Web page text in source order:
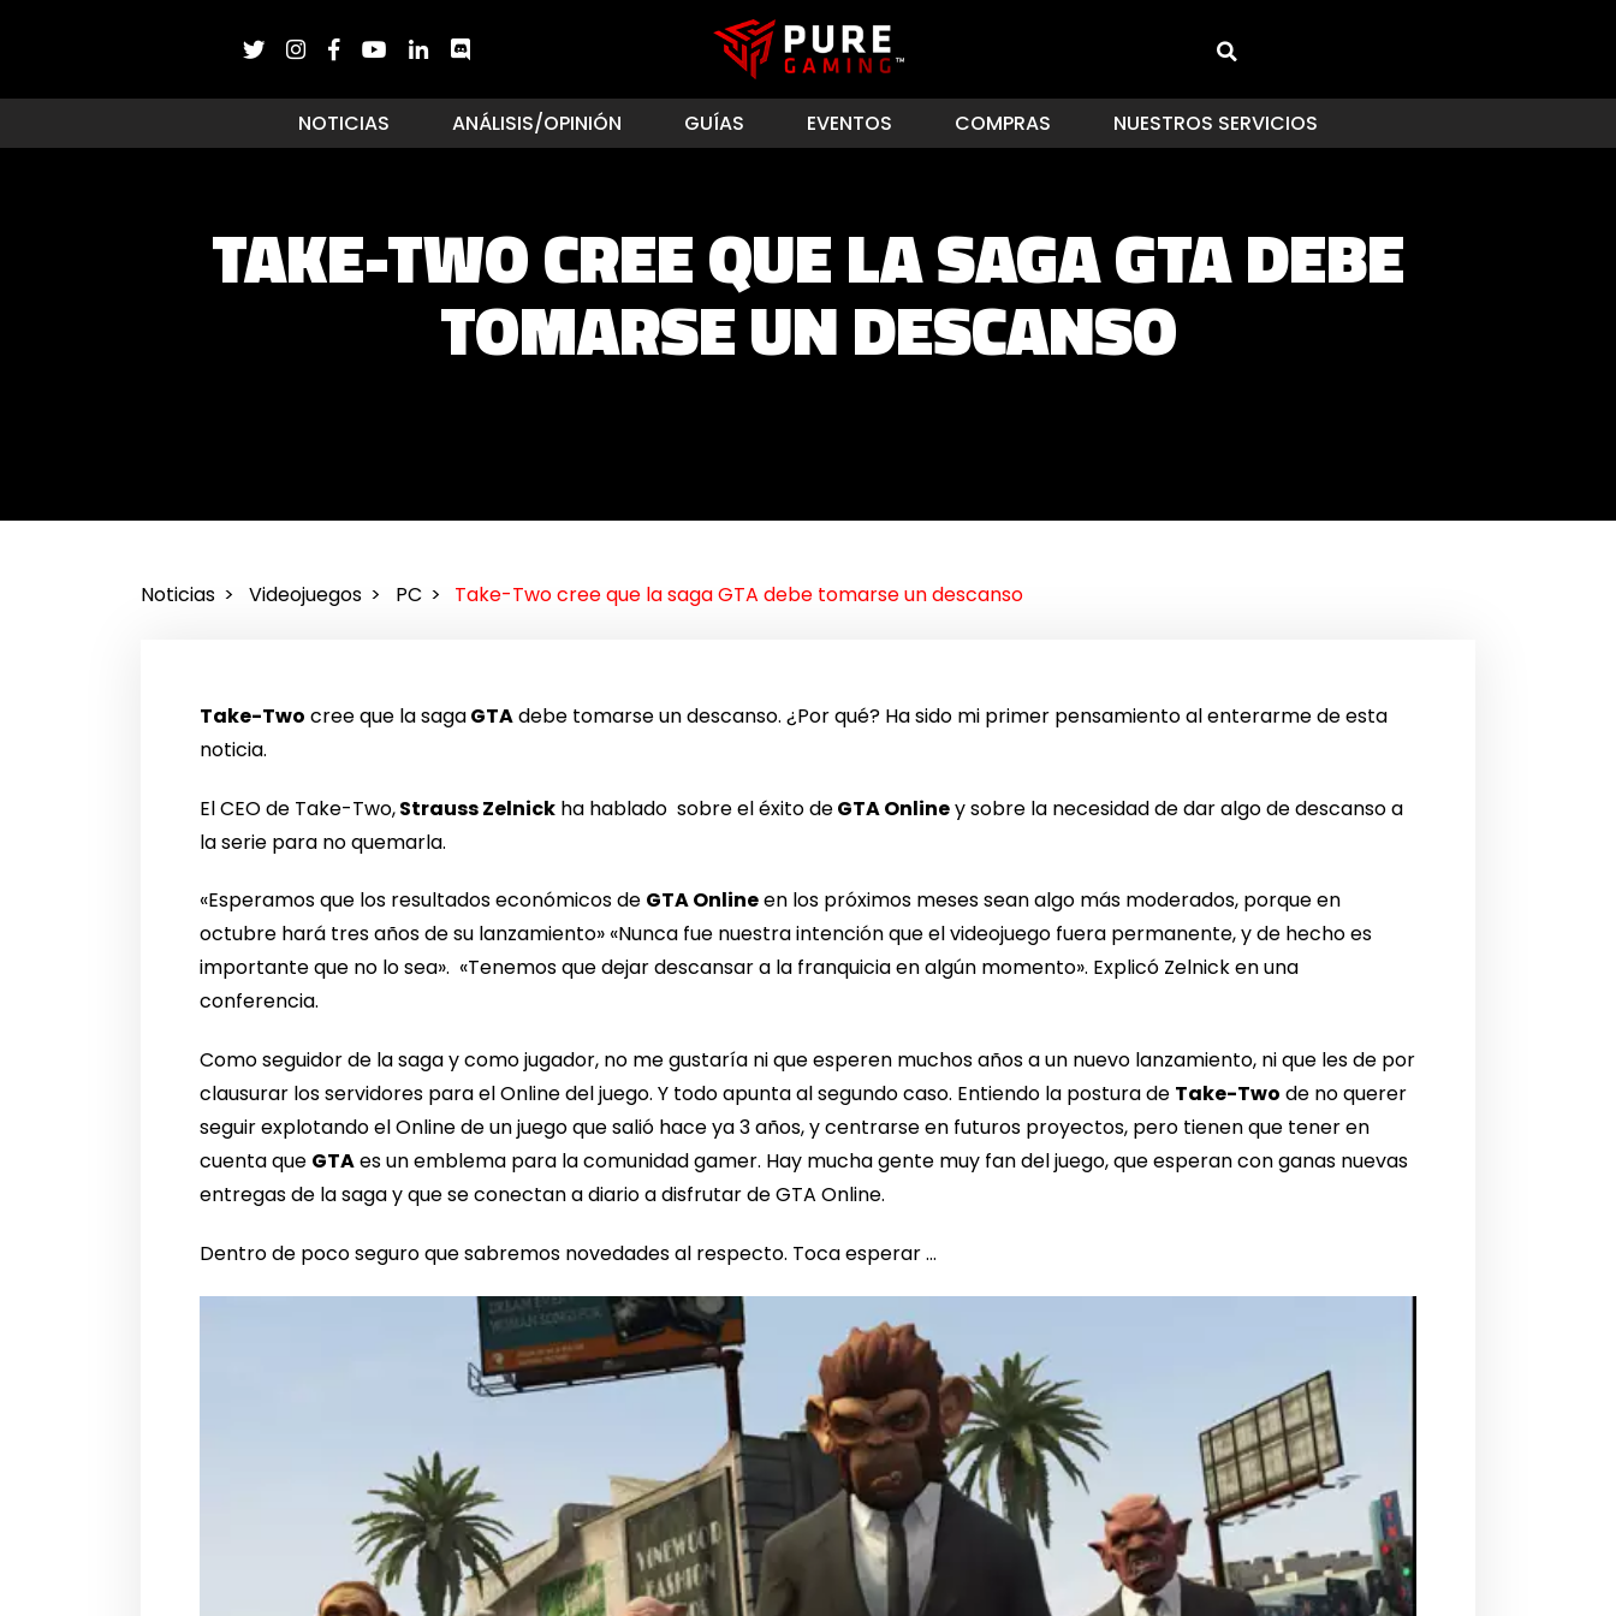
NOTICIAS ANÁLISIS/OPINIÓN GUÍAS EVENTOS COMPRAS NUESTROS SERVICIOS
TAKE-TWO CREE QUE LA SAGA GTA DEBE
TOMARSE UN DESCANSO
Noticias Videojuegos PC Take-Two cree que la saga GTA debe tomarse un descanso
Take-Two cree que la sagaGTAdebe tomarse un descanso. ¿Por qué? Ha sido mi primer pensamiento al enterarme de esta
noticia.
El CEO de Take-Two,Strauss Zelnick ha hablado sobre el éxito deGTA Onliney sobre la necesidad de dar algo de descanso a
la serie para no quemarla.
«Esperamos que los resultados económicos de GTA Onlineen los próximos meses sean algo más moderados, porque en
octubre hará tres años de su lanzamiento» «Nunca fue nuestra intención que el videojuego fuera permanente, y de hecho es
importante que no lo sea». «Tenemos que dejar descansar a la franquicia en algún momento». Explicó Zelnick en una
conferencia.
Como seguidor de la saga y como jugador, no me gustaría ni que esperen muchos años a un nuevo lanzamiento, ni que les de por
clausurar los servidores para el Online del juego. Y todo apunta al segundo caso. Entiendo la postura de Take-Two de no querer
seguir explotando el Online de un juego que salió hace ya 3 años, y centrarse en futuros proyectos, pero tienen que tener en
cuenta que GTAes un emblema para la comunidad gamer. Hay mucha gente muy fan del juego, que esperan con ganas nuevas
entregas de la saga y que se conectan a diario a disfrutar de GTA Online.
Dentro de poco seguro que sabremos novedades al respecto. Toca esperar …